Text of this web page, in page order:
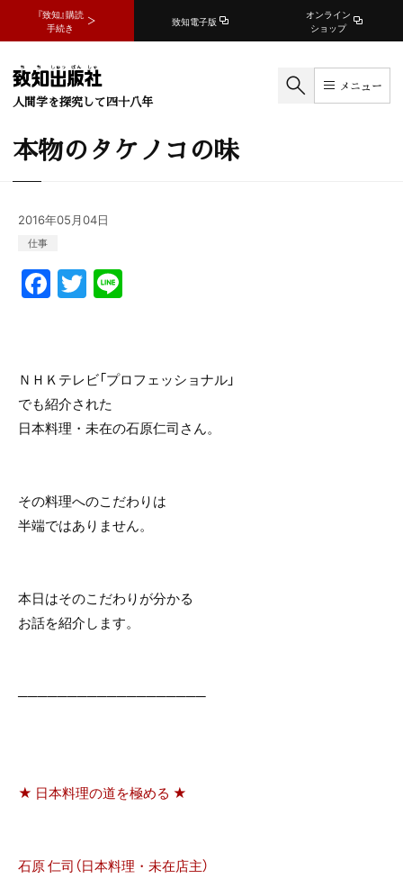
『致知』購読
手続き
致知電子版
オンライン
ショップ
人間学を探究して四十八年
メニュー
本物のタケノコの味
2016年05月04日
仕事
F
a
e
b
o
k
T
w
er
ＮＨＫテレビ「プロフェッショナル」
でも紹介された
日本料理・未在の石原仁司さん。
その料理へのこだわりは
半端ではありません。
本日はそのこだわりが分かる
お話を紹介します。
───────────────────
★ 日本料理の道を極める ★
石原 仁司（日本料理・未在店主）